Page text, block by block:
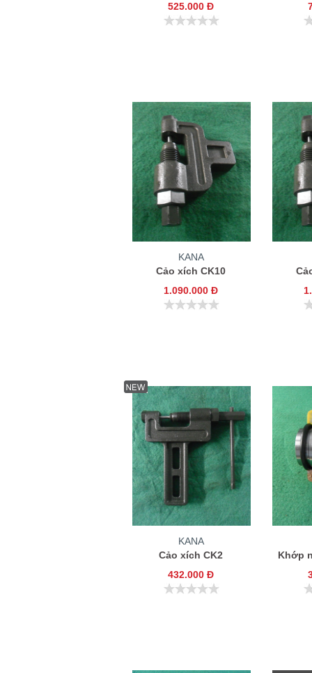
525.000 Đ
KANA
Cảo xích CK10
1.090.000 Đ
KANA
Cảo xích CK2
432.000 Đ
Khớp